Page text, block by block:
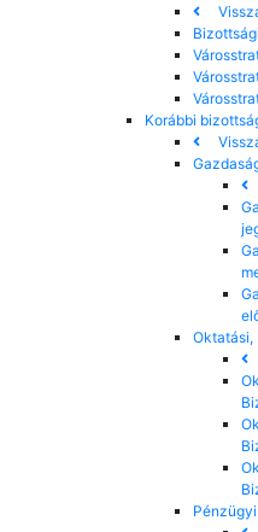
Korábbi
Oktatási,